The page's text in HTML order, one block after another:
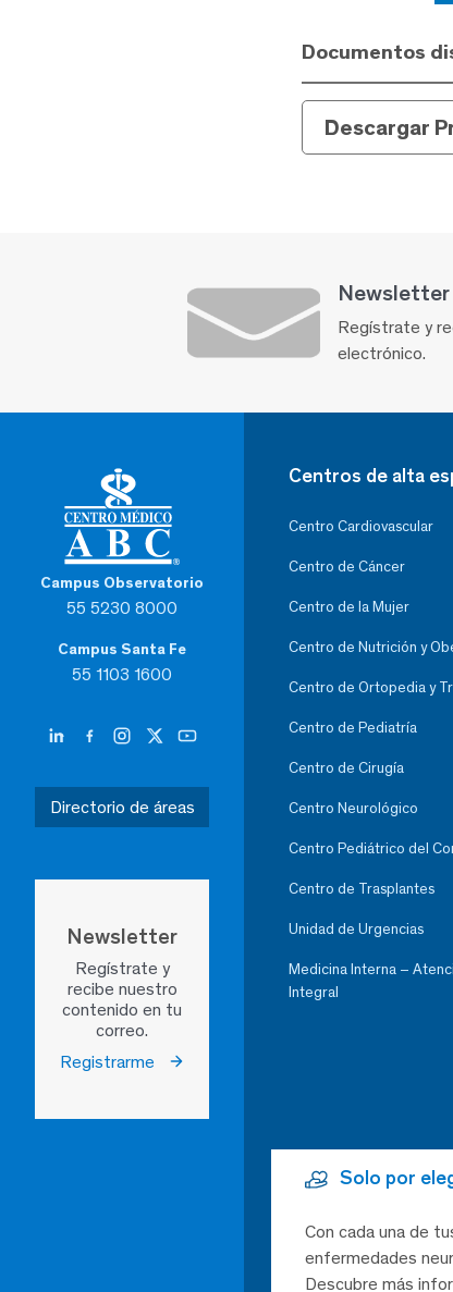
Documentos
Descargar
Newsletter
Regístrate y
electrónico.
Campus Observatorio
55 5230 8000
Campus Santa Fe
55 1103 1600
Directorio de áreas
Newsletter
Regístrate y
recibe nuestro
contenido en tu
correo.
Registrarme
Centros de alta
Centro Cardiovascular
Centro de Cáncer
Centro de la Mujer
Centro de Nutrición y
Centro de Ortopedia y
Centro de Pediatría
Centro de Cirugía
Centro Neurológico
Centro Pediátrico del
Centro de Trasplantes
Unidad de Urgencias
Medicina Interna –
Integral
Solo por
Con cada una de
enfermedades
Descubre más